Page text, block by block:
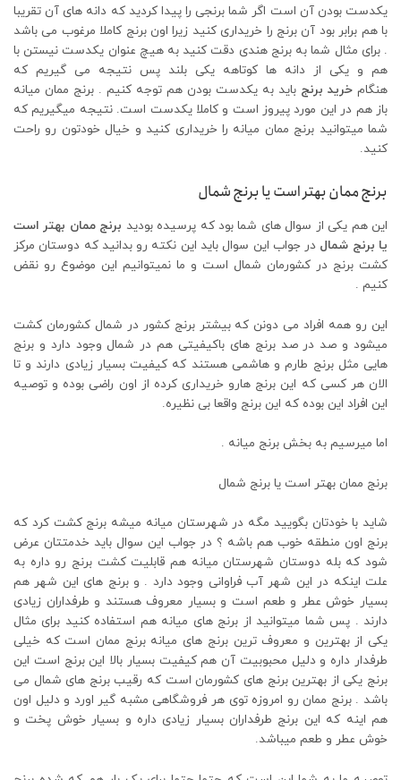
یکدست بودن آن است اگر شما برنجی را پیدا کردید که دانه های آن تقریبا
با هم برابر بود آن برنج را خریداری کنید زیرا اون برنج کاملا مرغوب می باشد
. برای مثال شما به برنج هندی دقت کنید به هیچ عنوان یکدست نیستن با
هم و یکی از دانه ها کوتاهه یکی بلند پس نتیجه می گیریم که
هنگام خرید برنج باید به یکدست بودن هم توجه کنیم . برنج ممان میانه
باز هم در این مورد پیروز است و کاملا یکدست است. نتیجه میگیریم که
شما میتوانید برنج ممان میانه را خریداری کنید و خیال خودتون رو راحت
کنید.
برنج ممان بهتر است یا برنج شمال
این هم یکی از سوال های شما بود که پرسیده بودید برنج ممان بهتر است
یا برنج شمال در جواب این سوال باید این نکته رو بدانید که دوستان مرکز
کشت برنج در کشورمان شمال است و ما نمیتوانیم این موضوع رو نقض
کنیم .
این رو همه افراد می دونن که بیشتر برنج کشور در شمال کشورمان کشت
میشود و صد در صد برنج های باکیفیتی هم در شمال وجود دارد و برنج
هایی مثل برنج طارم و هاشمی هستند که کیفیت بسیار زیادی دارند و تا
الان هر کسی که این برنج هارو خریداری کرده از اون راضی بوده و توصیه
این افراد این بوده که این برنج واقعا بی نظیره.
اما میرسیم به بخش برنج میانه .
برنج ممان بهتر است یا برنج شمال
شاید با خودتان بگویید مگه در شهرستان میانه میشه برنج کشت کرد که
برنج اون منطقه خوب هم باشه ؟ در جواب این سوال باید خدمتتان عرض
شود که بله دوستان شهرستان میانه هم قابلیت کشت برنج رو داره به
علت اینکه در این شهر آب فراوانی وجود دارد . و برنج های این شهر هم
بسیار خوش عطر و طعم است و بسیار معروف هستند و طرفداران زیادی
دارند . پس شما میتوانید از برنج های میانه هم استفاده کنید برای مثال
یکی از بهترین و معروف ترین برنج های میانه برنج ممان است که خیلی
طرفدار داره و دلیل محبوبیت آن هم کیفیت بسیار بالا این برنج است این
برنج یکی از بهترین برنج های کشورمان است که رقیب برنج های شمال می
باشد . برنج ممان رو امروزه توی هر فروشگاهی مشبه گیر اورد و دلیل اون
هم اینه که این برنج طرفداران بسیار زیادی داره و بسیار خوش پخت و
خوش عطر و طعم میباشد.